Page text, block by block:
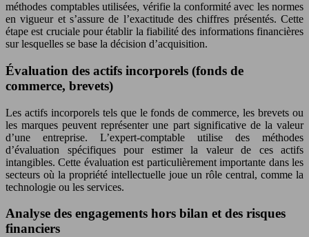
méthodes comptables utilisées, vérifie la conformité avec les normes
en vigueur et s’assure de l’exactitude des chiffres présentés. Cette
étape est cruciale pour établir la fiabilité des informations financières
sur lesquelles se base la décision d’acquisition.
Évaluation des actifs incorporels (fonds de
commerce, brevets)
Les actifs incorporels tels que le fonds de commerce, les brevets ou
les marques peuvent représenter une part significative de la valeur
d’une entreprise. L’expert-comptable utilise des méthodes
d’évaluation spécifiques pour estimer la valeur de ces actifs
intangibles. Cette évaluation est particulièrement importante dans les
secteurs où la propriété intellectuelle joue un rôle central, comme la
technologie ou les services.
Analyse des engagements hors bilan et des risques
financiers